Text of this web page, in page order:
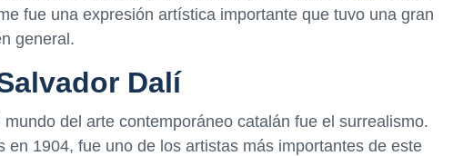
fue una expresión artística importante que tuvo una gran
general.
Dalí
del arte contemporáneo catalán fue el surrealismo.
en 1904, fue uno de los artistas más importantes de este